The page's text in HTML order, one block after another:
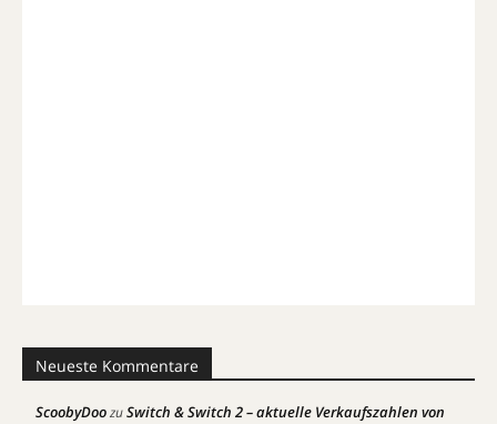
Neueste Kommentare
ScoobyDoozuSwitch & Switch 2 – aktuelle Verkaufszahlen von